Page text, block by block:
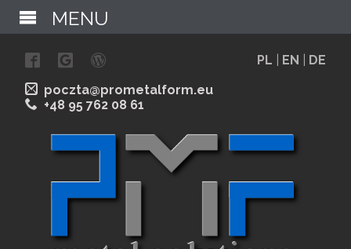
MENU
PL EN
DE
poczta@prometalform.eu
+48 95 762 08 61